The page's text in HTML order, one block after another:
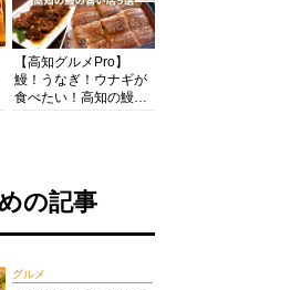
【高知グルメPro】
鰻！うなぎ！ウナギが
食べたい！高知の鰻の
の記事
グルメ